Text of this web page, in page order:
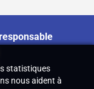
statistiques
nous aident à